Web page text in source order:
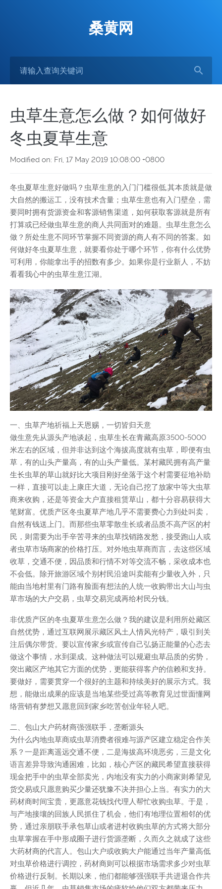
桑黄网
虫草生意怎么做？如何做好
冬虫夏草生意
Modified on: Fri, 17 May 2019 10:08:00 +0800
冬虫夏草生意好做吗？虫草生意的入门门槛很低,其本质就是做
大自然的搬运工，没有技术含量；虫草生意也有入门壁垒，需
要同时拥有货源资金和客源销售渠道，如何获取客源就是所有
打算或已经做虫草生意的商人共同面对的难题。虫草生意怎么
做？所处生意不同环节掌握不同资源的商人有不同的答案。如
何做好冬虫夏草生意，就要看你处于哪个环节，你有什么优势
可利用，你能拿出手的招数有多少。如果你是行业新人，不妨
看看我心中的虫草生意江湖。
一、虫草产地祈福上天恩赐，一切皆归天意
做生意先从源头产地谈起，虫草生长在青藏高原3500-5000
米左右的区域，但并非达到这个海拔高度就有虫草，即便有虫
草，有的山头产量高，有的山头产量低。某村藏民拥有高产量
生长虫草的草山就好比大项目刚好坐落于这个村需要征地补助
一样，直接可以走上康庄大道，无论自己挖了放家中等大虫草
商来收购，还是等资金大户直接租赁草山，都十分容易获得大
笔财富。优质产区冬虫夏草产地几乎不需要费心力到处叫卖，
自然有钱送上门。而那些虫草零散生长或者品质不高产区的村
民，则需要为出手辛苦寻来的虫草找销路发愁，接受跑山人或
者虫草市场商家的价格打压。对外地虫草商而言，去这些区域
收草，交通不便，因品质和行情不对等交流不畅，采收成本也
不会低。除开旅游区域个别村民沿途叫卖能有少量收入外，只
能由当地村里有门路有脸面有想法的人统一收购带出大山与虫
草市场的大户交易，虫草交易完成再给村民分钱。
非优质产区的冬虫夏草生意怎么做？我的建议是利用所处藏区
自然优势，通过互联网展示藏区风土人情风光特产，吸引到关
注后偶尔带货。要以宣传家乡或宣传自己弘扬正能量的心态去
做这个事情，水到渠成。这种做法可以规避虫草品质的劣势，
突出藏区产地其它方面的优势，更能获得客户的信赖和支持。
要做好，需要贯穿一个很好的主题和持续美好的展示方式。我
想，能做出成果的应该是当地某些受过高等教育见过世面懂网
络营销有梦想又愿意回到家乡吃苦创业年轻人吧。
二、包山大户药材商强强联手，垄断源头
为什么内地虫草商或虫草消费者很难与源产区建立稳定合作关
系？一是距离遥远交通不便，二是海拔高环境恶劣，三是文化
语言差异导致沟通困难，比如，核心产区的藏民希望直接获得
现金把手中的虫草全部卖光，内地没有实力的小商家则希望见
货交易或只愿意购买少量还犹豫不决并担心上当。有实力的大
药材商时间宝贵，更愿意花钱找代理人帮忙收购虫草。于是，
与产地接壤的回族人民抓住了机会，他们有地理位置相邻的优
势，通过亲朋联手承包草山或者进村收购虫草的方式将大部分
虫草掌握在手中形成圈子进行货源垄断，久而久之就成了这些
大药材商的代言人。包山大户或收购大户能通过当年产量高低
对虫草价格进行调控，药材商则可以根据市场需求多少对虫草
价格进行反制。长期以来，他们都能够强强联手共进退合作共